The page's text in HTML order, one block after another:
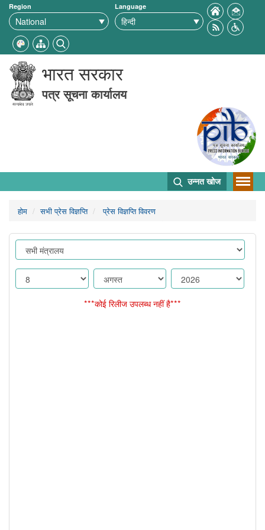
Region Language
भारत सरकार
पत्र सूचना कार्यालय
उन्नत खोज
होम सभी प्रेस विज्ञप्ति प्रेस विज्ञप्ति विवरण
***कोई रिलीज उपलब्ध नहीं है***